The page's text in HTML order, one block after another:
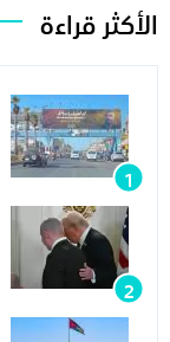
الأكثر قراءة